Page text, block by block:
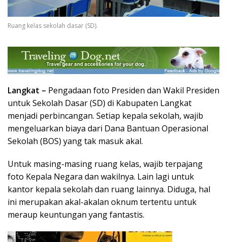
Ruang kelas sekolah dasar (SD).
Langkat – Pengadaan foto Presiden dan Wakil Presiden
untuk Sekolah Dasar (SD) di Kabupaten Langkat
menjadi perbincangan. Setiap kepala sekolah, wajib
mengeluarkan biaya dari Dana Bantuan Operasional
Sekolah (BOS) yang tak masuk akal.
Untuk masing-masing ruang kelas, wajib terpajang
foto Kepala Negara dan wakilnya. Lain lagi untuk
kantor kepala sekolah dan ruang lainnya. Diduga, hal
ini merupakan akal-akalan oknum tertentu untuk
meraup keuntungan yang fantastis.